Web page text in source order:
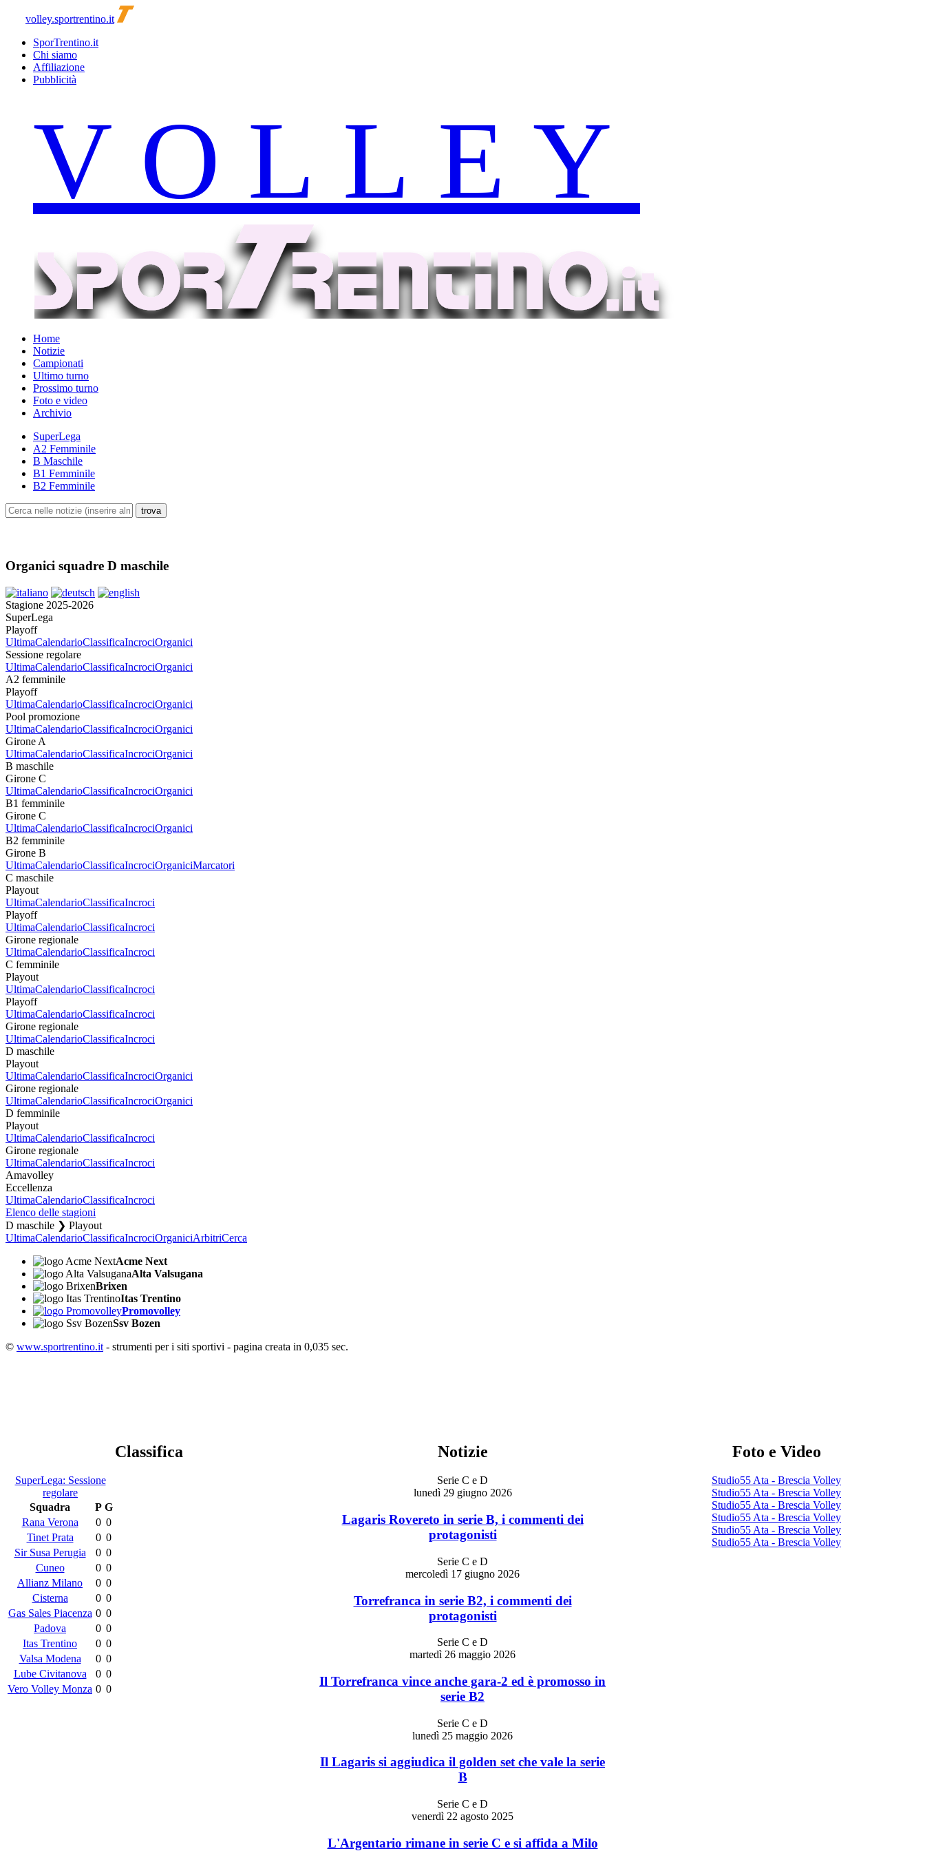
volley.sportrentino.it
SporTrentino.it
Chi siamo
Affiliazione
Pubblicità
Home
Notizie
Campionati
Ultimo turno
Prossimo turno
Foto e video
Archivio
SuperLega
A2 Femminile
B Maschile
B1 Femminile
B2 Femminile
Organici squadre D maschile
Stagione 2025-2026
SuperLega
Playoff
UltimaCalendarioClassificaIncrociOrganici
Sessione regolare
UltimaCalendarioClassificaIncrociOrganici
A2 femminile
Playoff
UltimaCalendarioClassificaIncrociOrganici
Pool promozione
UltimaCalendarioClassificaIncrociOrganici
Girone A
UltimaCalendarioClassificaIncrociOrganici
B maschile
Girone C
UltimaCalendarioClassificaIncrociOrganici
B1 femminile
Girone C
UltimaCalendarioClassificaIncrociOrganici
B2 femminile
Girone B
UltimaCalendarioClassificaIncrociOrganiciMarcatori
C maschile
Playout
UltimaCalendarioClassificaIncroci
Playoff
UltimaCalendarioClassificaIncroci
Girone regionale
UltimaCalendarioClassificaIncroci
C femminile
Playout
UltimaCalendarioClassificaIncroci
Playoff
UltimaCalendarioClassificaIncroci
Girone regionale
UltimaCalendarioClassificaIncroci
D maschile
Playout
UltimaCalendarioClassificaIncrociOrganici
Girone regionale
UltimaCalendarioClassificaIncrociOrganici
D femminile
Playout
UltimaCalendarioClassificaIncroci
Girone regionale
UltimaCalendarioClassificaIncroci
Amavolley
Eccellenza
UltimaCalendarioClassificaIncroci
Elenco delle stagioni
D maschile ❯ Playout
UltimaCalendarioClassificaIncrociOrganiciArbitriCerca
Acme Next
Alta Valsugana
Brixen
Itas Trentino
Promovolley
Ssv Bozen
© www.sportrentino.it - strumenti per i siti sportivi - pagina creata in 0,035 sec.
Classifica
SuperLega: Sessione
regolare
Squadra
P G
Rana Verona
0 0
Tinet Prata
0 0
Sir Susa Perugia
0 0
Cuneo
0 0
Allianz Milano
0 0
Cisterna
0 0
Gas Sales Piacenza 0 0
Padova
0 0
Itas Trentino
0 0
Valsa Modena
0 0
Lube Civitanova
0 0
Vero Volley Monza 0 0
Notizie
Serie C e D
lunedì 29 giugno 2026
Lagaris Rovereto in serie B, i commenti dei
protagonisti
Serie C e D
mercoledì 17 giugno 2026
Torrefranca in serie B2, i commenti dei
protagonisti
Serie C e D
martedì 26 maggio 2026
Il Torrefranca vince anche gara-2 ed è promosso in
serie B2
Serie C e D
lunedì 25 maggio 2026
Il Lagaris si aggiudica il golden set che vale la serie
B
Serie C e D
venerdì 22 agosto 2025
L'Argentario rimane in serie C e si affida a Milo
Foto e Video
Studio55 Ata - Brescia Volley
Studio55 Ata - Brescia Volley
Studio55 Ata - Brescia Volley
Studio55 Ata - Brescia Volley
Studio55 Ata - Brescia Volley
Studio55 Ata - Brescia Volley